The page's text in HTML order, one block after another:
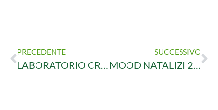
PRECEDENTE
LABORATORIO CREATIVO PER ADULTI: CREA CON NOI IL TUO CENTROTAVOLA DI NATALE
SUCCESSIVO
MOOD NATALIZI 2025 E ZOOGARDEN IN FESTA: ECCO I VOLANTINI